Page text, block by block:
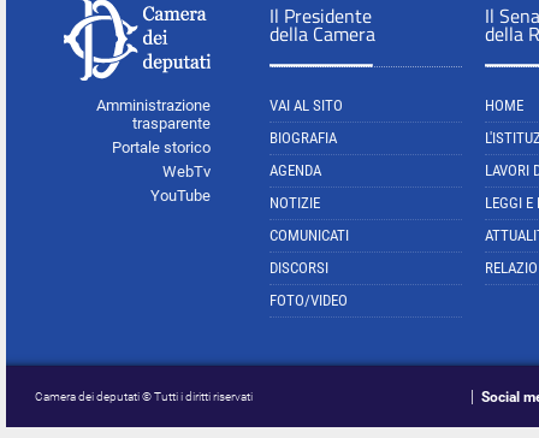
Amministrazione
trasparente
Portale storico
WebTv
YouTube
Il Presidente
della Camera
VAI AL SITO
BIOGRAFIA
AGENDA
NOTIZIE
COMUNICATI
DISCORSI
FOTO/VIDEO
Il
della
HOME
LAVORI
LEGGI E
Camera dei deputati © Tutti i diritti riservati Social